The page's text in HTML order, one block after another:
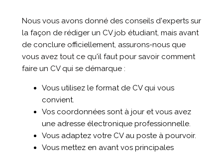
Nous vous avons donné des conseils d'experts sur
la façon de rédiger un CV job étudiant, mais avant
de conclure officiellement, assurons-nous que
vous avez tout ce qu'il faut pour savoir comment
faire un CV qui se démarque :
Vous utilisez le format de CV qui vous
convient.
Vos coordonnées sont à jour et vous avez
une adresse électronique professionnelle.
Vous adaptez votre CV au poste à pourvoir.
Vous mettez en avant vos principales